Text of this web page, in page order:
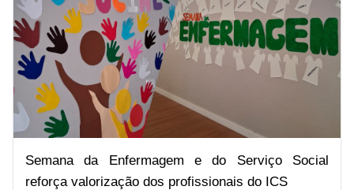
Semana da Enfermagem e do Serviço Social
reforça valorização dos profissionais do ICS